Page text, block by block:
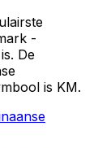
-
De
is KM.